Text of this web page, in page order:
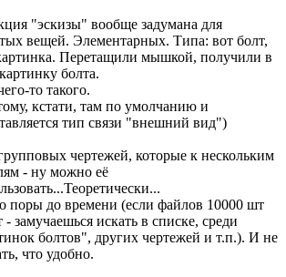
"эскизы" вообще задумана для
вещей. Элементарных. Типа: вот болт,
Перетащили мышкой, получили в
болта.
то такого.
кстати, там по умолчанию и
тип связи "внешний вид")
чертежей, которые к нескольким
- ну можно её
поры до времени (если файлов 10000 шт
- замучаешься искать в списке, среди
болтов", других чертежей и т.п.). И не
что удобно.